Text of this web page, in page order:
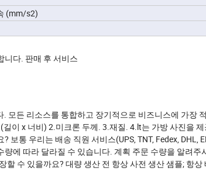
(mm/s2)
니다. 판매 후 서비스
모든 리소스를 통합하고 장기적으로 비즈니스에 가장
이 x 너비) 2.미크론 두께. 3.재질. 4.lt는 가방 사진을
통 우리는 배송 직원 서비스(UPS, TNT, Fedex, DHL,
에 따라 달라질 수 있습니다. 계획 주문 수량을 알려주
수 있을까요? 대량 생산 전 항상 사전 생산 샘플; 항상